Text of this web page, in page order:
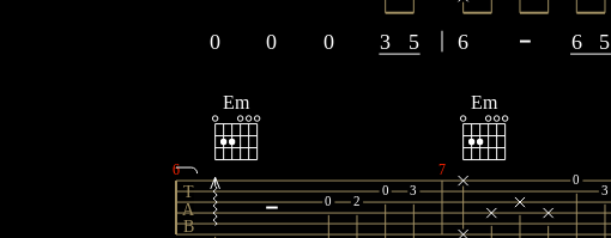
0 0 0 3 5 6 6 5
6
T
A
B
0 2
0 3
Em
7
0
3
Em